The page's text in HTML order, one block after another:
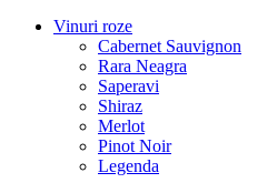
Vinuri roze
Cabernet Sauvignon
Rara Neagra
Saperavi
Shiraz
Merlot
Pinot Noir
Legenda